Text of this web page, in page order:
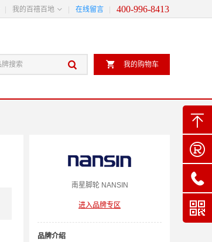
我的百禧百地  在线留言 400-996-8413
  我的购物车
南星脚轮NANSIN
进入品牌专区
品牌介绍



